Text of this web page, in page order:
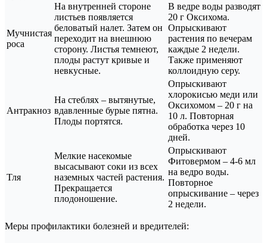
Мучнистая
роса
На внутренней стороне
листьев появляется
беловатый налет. Затем он
переходит на внешнюю
сторону. Листья темнеют,
плоды растут кривые и
невкусные.
В ведре воды разводят
20 г Оксихома.
Опрыскивают
растения по вечерам
каждые 2 недели.
Также применяют
коллоидную серу.
Антракноз
На стеблях – вытянутые,
вдавленные бурые пятна.
Плоды портятся.
Опрыскивают
хлорокисью меди или
Оксихомом – 20 г на
10 л. Повторная
обработка через 10
дней.
Тля
Мелкие насекомые
высасывают соки из всех
наземных частей растения.
Прекращается
плодоношение.
Опрыскивают
Фитовермом – 4-6 мл
на ведро воды.
Повторное
опрыскивание – через
2 недели.
Меры профилактики болезней и вредителей: